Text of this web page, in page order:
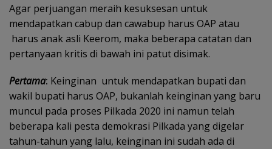
Agar perjuangan meraih kesuksesan untuk
mendapatkan cabup dan cawabup harus OAP atau
harus anak asli Keerom, maka beberapa catatan dan
pertanyaan kritis di bawah ini patut disimak.
Pertama: Keinginan untuk mendapatkan bupati dan
wakil bupati harus OAP, bukanlah keinginan yang baru
muncul pada proses Pilkada 2020 ini namun telah
beberapa kali pesta demokrasi Pilkada yang digelar
tahun-tahun yang lalu, keinginan ini sudah ada di